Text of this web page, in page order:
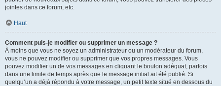
jointes dans ce forum, etc.
Haut
Comment puis-je modifier ou supprimer un message ?
À moins que vous ne soyez un administrateur ou un modérateur du forum,
vous ne pouvez modifier ou supprimer que vos propres messages. Vous
pouvez modifier un de vos messages en cliquant le bouton adéquat, parfois
dans une limite de temps après que le message initial ait été publié. Si
quelqu’un a déjà répondu à votre message, un petit texte situé en dessous du